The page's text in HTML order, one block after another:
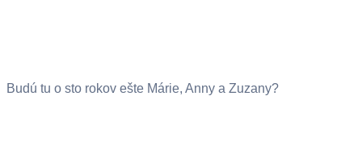
Budú tu o sto rokov ešte Márie, Anny a Zuzany?